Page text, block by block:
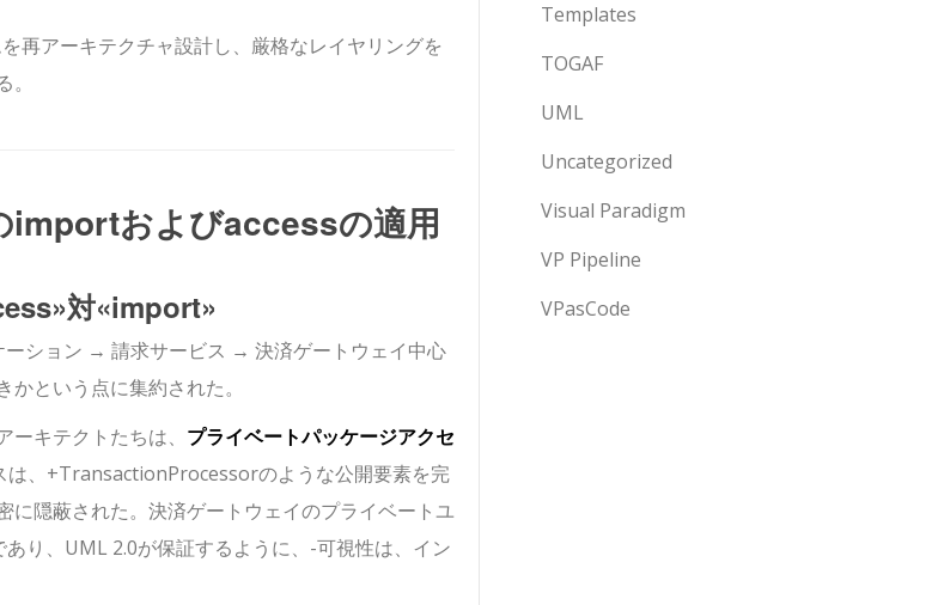
再アーキテクチャ設計し、厳格なレイヤリングを
importおよびaccessの適用
対«import»
ション → 請求サービス → 決済ゲートウェイ中心
という点に集約された。
ーキテクトたちは、 プライベートパッケージアクセ
は、 +TransactionProcessorのような公開要素を完
隠蔽された。 決済ゲートウェイのプライベートユ
り、UML 2.0が保証するように、 -可視性は、イン
Templates
TOGAF
UML
Uncategorized
Visual Paradigm
VP Pipeline
VPasCode